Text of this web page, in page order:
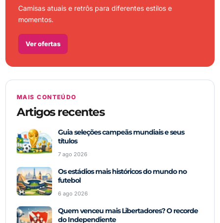
Camisas atuais e retrôs para diferentes estilos e
momentos.
Ver ofertas
MAIS CONTEÚDO
Artigos recentes
Guia seleções campeãs mundiais e seus
títulos
7 ago 2026
Os estádios mais históricos do mundo no
futebol
6 ago 2026
Quem venceu mais Libertadores? O recorde
do Independiente